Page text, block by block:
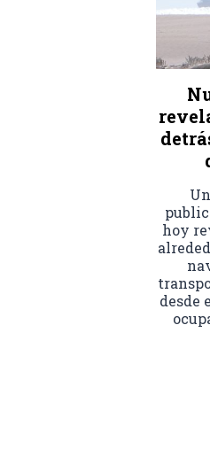
hoy
desde